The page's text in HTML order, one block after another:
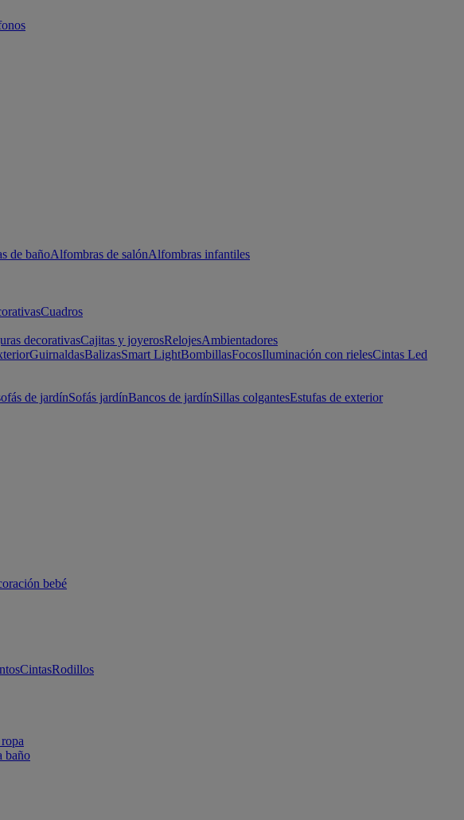
de bañoAlfombras de salónAlfombras infantiles
Cuadros
decorativasCajitas y joyerosRelojesAmbientadores
GuirnaldasBalizasSmart LightBombillasFocosIluminación con rielesCintas Led
de jardínSofás jardínBancos de jardínSillas colgantesEstufas de exterior
bebé
CintasRodillos
baño